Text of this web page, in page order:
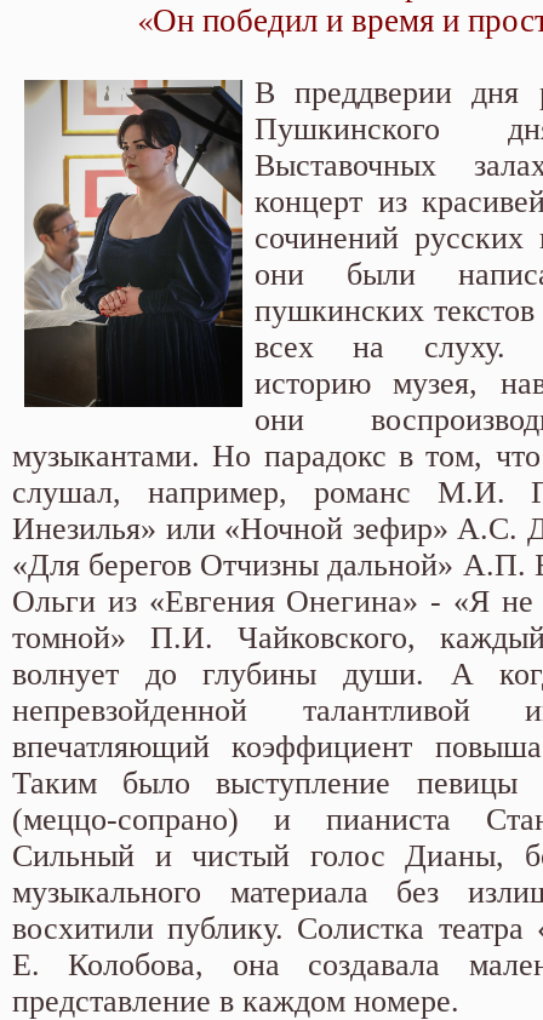
«Он победил и время и
В преддверии дня
Пушкинского
Выставочных
концерт из
сочинений русских
они были
пушкинских
всех на слуху.
историю музея,
они
музыкантами. Но парадокс в том,
слушал, например, романс М.И.
Инезилья» или «Ночной зефир» А.С.
«Для берегов Отчизны дальной» А.П.
Ольги из «Евгения Онегина» - «Я не
томной» П.И. Чайковского,
волнует до глубины души. А
непревзойденной талантливой
впечатляющий коэффициент
Таким было выступление певицы
(меццо-сопрано) и пианиста
Сильный и чистый голос Дианы,
музыкального материала без
восхитили публику. Солистка
Е. Колобова, она создавала
представление в каждом номере.